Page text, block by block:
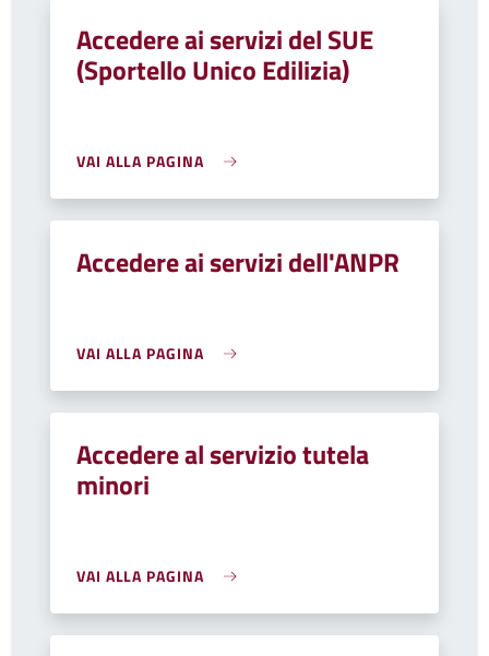
Accedere ai servizi del SUE
(Sportello Unico Edilizia)
VAI ALLA PAGINA
Accedere ai servizi dell'ANPR
VAI ALLA PAGINA
Accedere al servizio tutela
minori
VAI ALLA PAGINA